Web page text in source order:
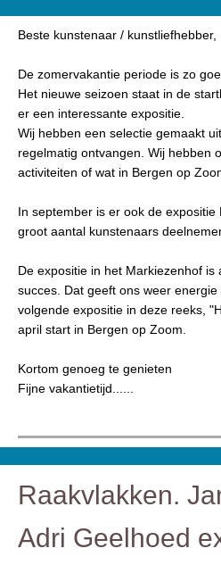
Beste kunstenaar / kunstliefhebber,
De zomervakantie periode is zo
Het nieuwe seizoen staat in de
er een interessante expositie.
Wij hebben een selectie gemaakt
regelmatig ontvangen. Wij hebben
activiteiten of wat in Bergen op
In september is er ook de
groot aantal kunstenaars
De expositie in het Markiezenhof is
succes. Dat geeft ons weer
volgende expositie in deze reeks,
april start in Bergen op Zoom.
Kortom genoeg te genieten
Fijne vakantietijd......
Raakvlakken.
Adri Geelhoed